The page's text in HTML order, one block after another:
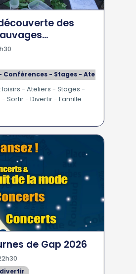
des
à Crots
Conférences - Stages - Ateliers
les Enfants
loisirs - Ateliers - Stages -
Sortir - Divertir - Famille
de Gap 2026
divertir